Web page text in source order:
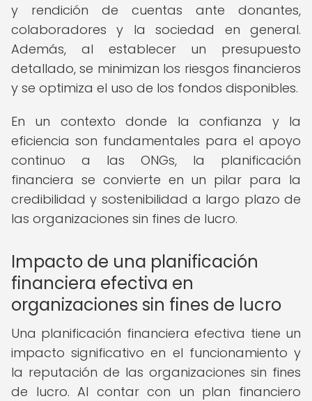
y rendición de cuentas ante donantes,
colaboradores y la sociedad en general.
Además, al establecer un presupuesto
detallado, se minimizan los riesgos financieros
y se optimiza el uso de los fondos disponibles.
En un contexto donde la confianza y la
eficiencia son fundamentales para el apoyo
continuo a las ONGs, la planificación
financiera se convierte en un pilar para la
credibilidad y sostenibilidad a largo plazo de
las organizaciones sin fines de lucro.
Impacto de una planificación
financiera efectiva en
organizaciones sin fines de lucro
Una planificación financiera efectiva tiene un
impacto significativo en el funcionamiento y
la reputación de las organizaciones sin fines
de lucro. Al contar con un plan financiero